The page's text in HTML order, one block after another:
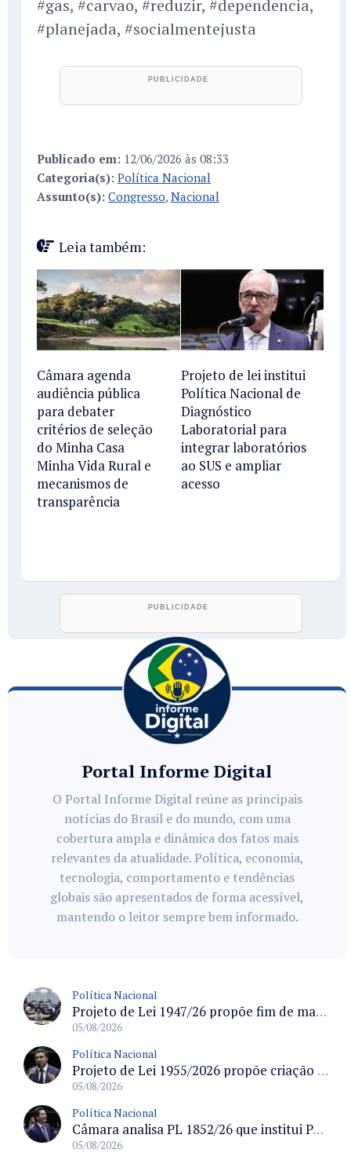
#gas, #carvao, #reduzir, #dependencia,
#planejada, #socialmentejusta
Publicado em: 12/06/2026 às 08:33
Categoria(s): Política Nacional
Assunto(s): Congresso, Nacional
Leia também:
Câmara agenda
audiência pública
para debater
critérios de seleção
do Minha Casa
Minha Vida Rural e
mecanismos de
transparência
Projeto de lei institui
Política Nacional de
Diagnóstico
Laboratorial para
integrar laboratórios
ao SUS e ampliar
acesso
Portal Informe Digital
O Portal Informe Digital reúne as principais
notícias do Brasil e do mundo, com uma
cobertura ampla e dinâmica dos fatos mais
relevantes da atualidade. Política, economia,
tecnologia, comportamento e tendências
globais são apresentados de forma acessível,
mantendo o leitor sempre bem informado.
Política Nacional
Projeto de Lei 1947/26 propõe fim de margens para cartão de crédito e consignado do INSS
05/08/2026
Política Nacional
Projeto de Lei 1955/2026 propõe criação de geração livre de fumo ao restringir venda de vapes a nascidos desde 1º de janeiro de 2009
05/08/2026
Política Nacional
Câmara analisa PL 1852/26 que institui Política Nacional de Gestão de Desempenho e Eficiência para servidores públicos
05/08/2026